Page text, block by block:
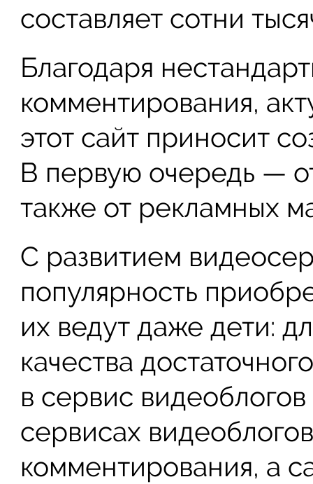
составляет сотни
Благодаря
комментирования,
этот сайт приносит
В первую очередь —
также от рекламных
С развитием
популярность
их ведут даже дети:
качества
в сервис
сервисах
комментирования, а